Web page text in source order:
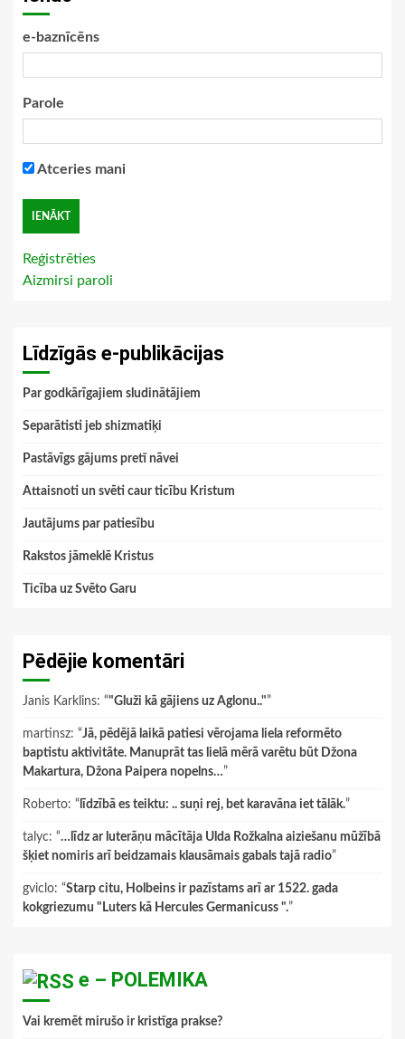
e-baznīcēns
Parole
Atceries mani
Reģistrēties
Aizmirsi paroli
Līdzīgās e-publikācijas
Par godkārīgajiem sludinātājiem
Separātisti jeb shizmatiķi
Pastāvīgs gājums pretī nāvei
Attaisnoti un svēti caur ticību Kristum
Jautājums par patiesību
Rakstos jāmeklē Kristus
Ticība uz Svēto Garu
Pēdējie komentāri
Janis Karklins: “"Gluži kā gājiens uz Aglonu.."”
martinsz: “Jā, pēdējā laikā patiesi vērojama liela reformēto
baptistu aktivitāte. Manuprāt tas lielā mērā varētu būt Džona
Makartura, Džona Paipera nopelns…”
Roberto: “ līdzībā es teiktu: .. suņi rej, bet karavāna iet tālāk.”
talyc: “…līdz ar luterāņu mācītāja Ulda Rožkalna aiziešanu mūžībā
šķiet nomiris arī beidzamais klausāmais gabals tajā radio”
gviclo: “Starp citu, Holbeins ir pazīstams arī ar 1522. gada
kokgriezumu "Luters kā Hercules Germanicuss ".”
e – POLEMIKA
Vai kremēt mirušo ir kristīga prakse?